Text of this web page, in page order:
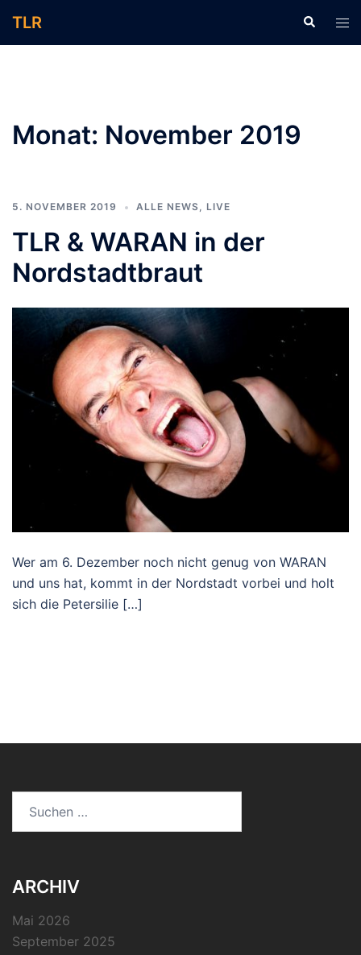
Inhalt
TLR Suche
Monat: November 2019
5. NOVEMBER 2019 ALLE NEWS, LIVE
TLR & WARAN in der
Nordstadtbraut
Wer am 6. Dezember noch nicht genug von WARAN
und uns hat, kommt in der Nordstadt vorbei und holt
sich die Petersilie […]
nach:
ARCHIV
Mai 2026
September 2025